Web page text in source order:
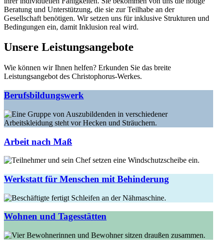
Beratung und Unterstützung, die sie zur Teilhabe an der
Gesellschaft benötigen. Wir setzen uns für inklusive Strukturen und
Bedingungen ein, damit Inklusion real wird.
Unsere Leistungsangebote
Wie können wir Ihnen helfen? Erkunden Sie das breite
Leistungsangebot des Christophorus-Werkes.
Berufsbildungswerk
Arbeit nach Maß
Werkstatt für Menschen mit Behinderung
Wohnen und Tagesstätten